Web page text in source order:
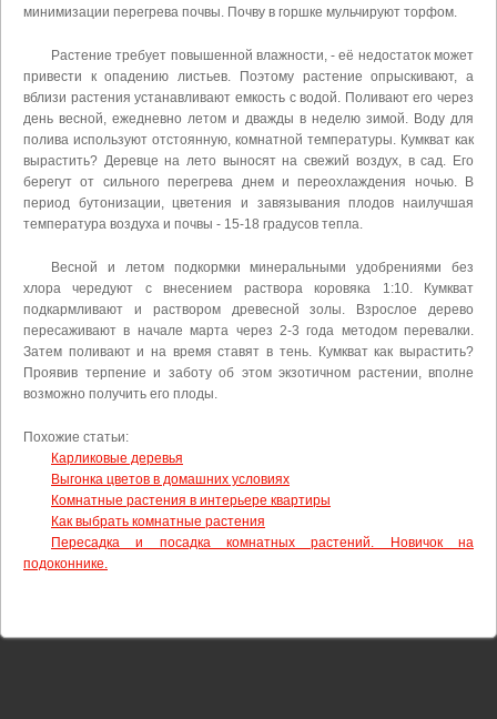
минимизации перегрева почвы. Почву в горшке мульчируют торфом.
Растение требует повышенной влажности, - её недостаток может
привести к опадению листьев. Поэтому растение опрыскивают, а
вблизи растения устанавливают емкость с водой. Поливают его через
день весной, ежедневно летом и дважды в неделю зимой. Воду для
полива используют отстоянную, комнатной температуры. Кумкват как
вырастить? Деревце на лето выносят на свежий воздух, в сад. Его
берегут от сильного перегрева днем и переохлаждения ночью. В
период бутонизации, цветения и завязывания плодов наилучшая
температура воздуха и почвы - 15-18 градусов тепла.
Весной и летом подкормки минеральными удобрениями без
хлора чередуют с внесением раствора коровяка 1:10. Кумкват
подкармливают и раствором древесной золы. Взрослое дерево
пересаживают в начале марта через 2-3 года методом перевалки.
Затем поливают и на время ставят в тень. Кумкват как вырастить?
Проявив терпение и заботу об этом экзотичном растении, вполне
возможно получить его плоды.
Похожие статьи:
Карликовые деревья
Выгонка цветов в домашних условиях
Комнатные растения в интерьере квартиры
Как выбрать комнатные растения
Пересадка и посадка комнатных растений. Новичок на
подоконнике.